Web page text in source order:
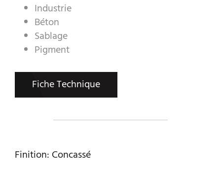
Industrie
Béton
Sablage
Pigment
Fiche Technique
Finition: Concassé